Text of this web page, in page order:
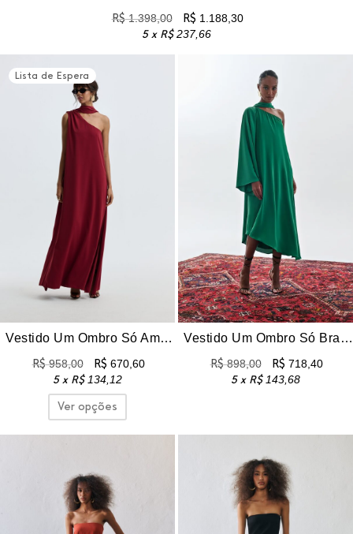
R$1.398,00 R$ 1.188,30
5 x R$237,66
Lista de Espera
Vestido Um Ombro Só Amplo Erika – Vinho
R$958,00 R$ 670,60
5 x R$134,12
Ver opções
Vestido Um Ombro Só Braga – Verde bandeira
R$898,00 R$ 718,40
5 x R$143,68